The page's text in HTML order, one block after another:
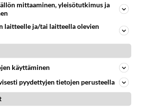
mittaaminen, yleisötutkimus ja
laitteelle ja/tai laitteella olevien
käyttäminen
pyydettyjen tietojen perusteella